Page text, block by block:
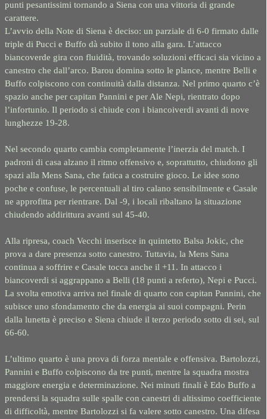
punti pesantissimi tornando a Siena con una vittoria di grande
carattere.
L’avvio della Note di Siena è deciso: un parziale di 6-0 firmato dalle
triple di Pucci e Buffo dà subito il tono alla gara. L’attacco
biancoverde gira con fluidità, trovando soluzioni efficaci sia vicino a
canestro che dall’arco. Barou domina sotto le plance, mentre Belli e
Buffo colpiscono con continuità dalla distanza. Nel primo quarto c’è
spazio anche per capitan Pannini e per Ale Nepi, rientrato dopo
l’infortunio. Il periodo si chiude con i biancoiverdi avanti di nove
lunghezze 19-28.
Nel secondo quarto cambia completamente l’inerzia del match. I
padroni di casa alzano il ritmo offensivo e, soprattutto, chiudono gli
spazi alla Mens Sana, che fatica a costruire gioco. Le idee sono
poche e confuse, le percentuali al tiro calano sensibilmente e Casale
ne approfitta per rientrare. Dal -9, i locali ribaltano la situazione
chiudendo addirittura avanti sul 45-40.
Alla ripresa, coach Vecchi inserisce in quintetto Balsa Jokic, che
prova a dare presenza sotto canestro. Tuttavia, la Mens Sana
continua a soffrire e Casale tocca anche il +11. In attacco i
biancoverdi si aggrappano a Belli (18 punti a referto), Nepi e Pucci.
La svolta emotiva arriva nel finale di quarto con capitan Pannini, che
subisce uno sfondamento che da energia ai suoi compagni. Perin
dalla lunetta è preciso e Siena chiude il terzo periodo sotto di sei, sul
66-60.
L’ultimo quarto è una prova di forza mentale e offensiva. Bartolozzi,
Pannini e Buffo colpiscono da tre punti, mentre la squadra mostra
maggiore energia e determinazione. Nei minuti finali è Edo Buffo a
prendersi la squadra sulle spalle con canestri di altissimo coefficiente
di difficoltà, mentre Bartolozzi si fa valere sotto canestro. Una difesa